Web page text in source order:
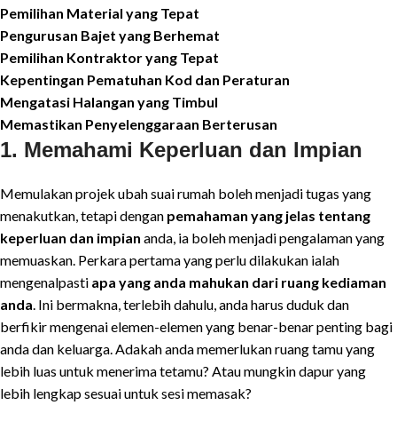
Pemilihan Material yang Tepat
Pengurusan Bajet yang Berhemat
Pemilihan Kontraktor yang Tepat
Kepentingan Pematuhan Kod dan Peraturan
Mengatasi Halangan yang Timbul
Memastikan Penyelenggaraan Berterusan
1. Memahami Keperluan dan Impian
Memulakan projek ubah suai rumah boleh menjadi tugas yang
menakutkan, tetapi dengan pemahaman yang jelas tentang
keperluan dan impian anda, ia boleh menjadi pengalaman yang
memuaskan. Perkara pertama yang perlu dilakukan ialah
mengenalpasti apa yang anda mahukan dari ruang kediaman
anda . Ini bermakna, terlebih dahulu, anda harus duduk dan
berfikir mengenai elemen-elemen yang benar-benar penting bagi
anda dan keluarga. Adakah anda memerlukan ruang tamu yang
lebih luas untuk menerima tetamu? Atau mungkin dapur yang
lebih lengkap sesuai untuk sesi memasak?